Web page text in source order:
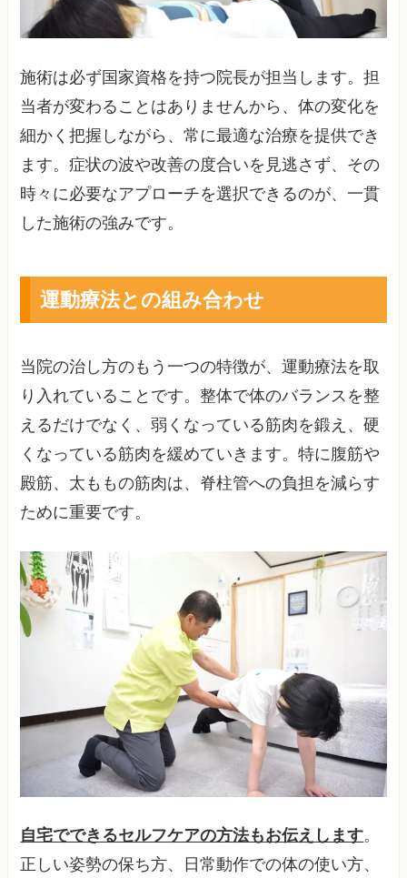
施術は必ず国家資格を持つ院長が担当します。担
当者が変わることはありませんから、体の変化を
細かく把握しながら、常に最適な治療を提供でき
ます。症状の波や改善の度合いを見逃さず、その
時々に必要なアプローチを選択できるのが、一貫
した施術の強みです。
運動療法との組み合わせ
当院の治し方のもう一つの特徴が、運動療法を取
り入れていることです。整体で体のバランスを整
えるだけでなく、弱くなっている筋肉を鍛え、硬
くなっている筋肉を緩めていきます。特に腹筋や
殿筋、太ももの筋肉は、脊柱管への負担を減らす
ために重要です。
自宅でできるセルフケアの方法もお伝えします。
正しい姿勢の保ち方、日常動作での体の使い方、